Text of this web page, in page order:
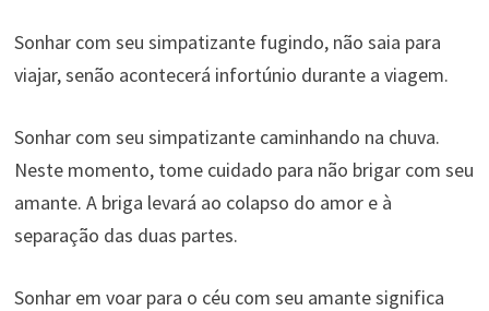
Sonhar com seu simpatizante fugindo, não saia para
viajar, senão acontecerá infortúnio durante a viagem.
Sonhar com seu simpatizante caminhando na chuva.
Neste momento, tome cuidado para não brigar com seu
amante. A briga levará ao colapso do amor e à
separação das duas partes.
Sonhar em voar para o céu com seu amante significa